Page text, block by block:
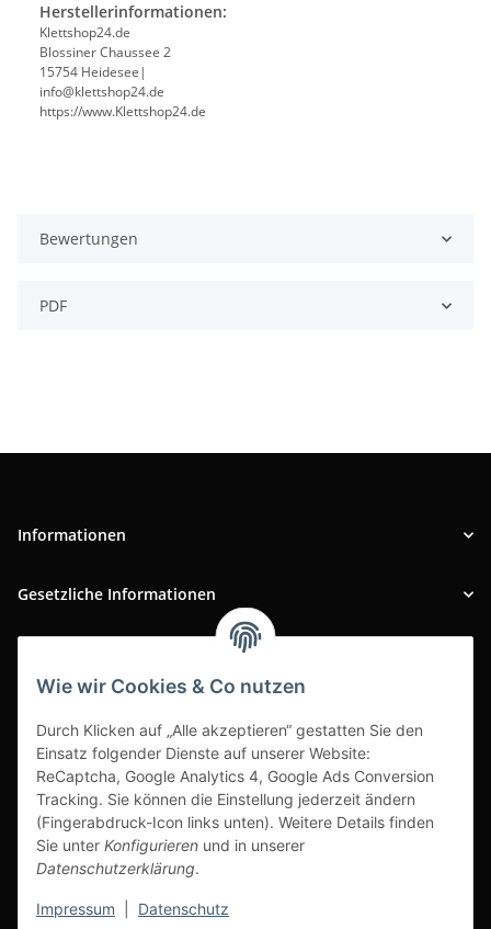
Wie wir Cookies & Co nutzen
Durch Klicken auf „Alle akzeptieren“ gestatten Sie den
Einsatz folgender Dienste auf unserer Website:
ReCaptcha, Google Analytics 4, Google Ads Conversion
Tracking. Sie können die Einstellung jederzeit ändern
(Fingerabdruck-Icon links unten). Weitere Details finden
Sie unter Konfigurieren und in unserer
Datenschutzerklärung.
Impressum Datenschutz
Herstellerinformationen:
Klettshop24.de
Blossiner Chaussee 2
15754 Heidesee|
info@klettshop24.de
https://www.Klettshop24.de
Bewertungen
PDF
Informationen
Gesetzliche Informationen